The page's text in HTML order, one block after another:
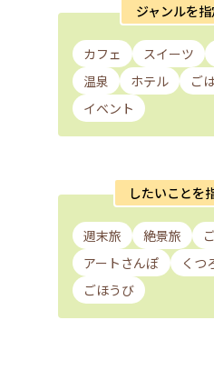
ジャンルを
カフェ スイーツ
温泉
ホテル ご
イベント
したいことを
週末旅 絶景旅
アートさんぽ
くつ
ごほうび